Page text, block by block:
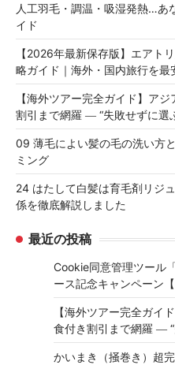
人工羽毛・調温・吸湿発熱…あ
イド
【2026年最新保存版】エアト
略ガイド｜海外・国内旅行を
【海外ツアー完全ガイド】ア
割引まで網羅 ― “失敗せずに選
09 薄毛によい髪の毛の洗い方
ミング
24 はたして白髪は育毛剤リジ
係を徹底解説しました
最近の投稿
Cookie同意管理ツール
ース記念キャンペーン
【海外ツアー完全ガイ
食付き割引まで網羅 ―
かいまき（掻巻き）超